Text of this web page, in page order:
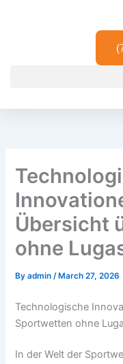
Übersicht
ohne
Byadmin/ March 27, 2026
Technologische
Sportwetten ohne
In der Welt der